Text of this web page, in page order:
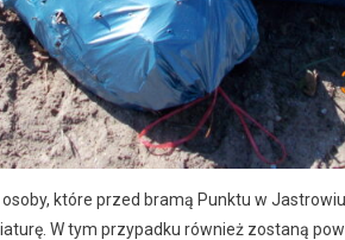
które przed bramą Punktu w
W tym przypadku również zostaną